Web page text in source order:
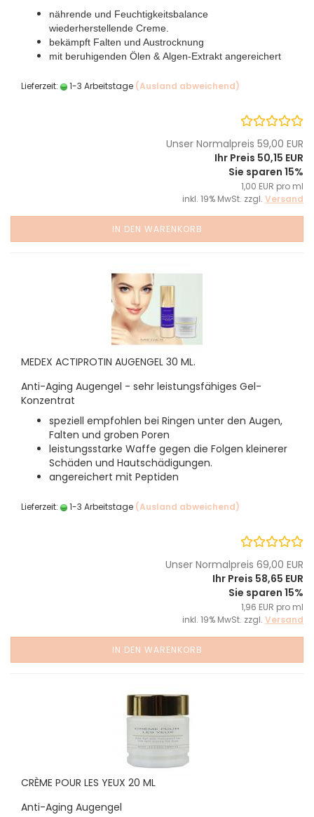
nährende und Feuchtigkeitsbalance
wiederherstellende Creme.
bekämpft Falten und Austrocknung
mit beruhigenden Ölen & Algen-Extrakt angereichert
Lieferzeit: 1-3 Arbeitstage (Ausland abweichend)
Unser Normalpreis 59,00 EUR
Ihr Preis 50,15 EUR
Sie sparen 15%
1,00 EUR pro ml
inkl. 19% MwSt. zzgl. Versand
IN DEN WARENKORB
MEDEX ACTIPROTIN AUGENGEL 30 ML.
Anti-Aging Augengel - sehr leistungsfähiges Gel-
Konzentrat
speziell empfohlen bei Ringen unter den Augen,
Falten und groben Poren
leistungsstarke Waffe gegen die Folgen kleinerer
Schäden und Hautschädigungen.
angereichert mit Peptiden
Lieferzeit: 1-3 Arbeitstage (Ausland abweichend)
Unser Normalpreis 69,00 EUR
Ihr Preis 58,65 EUR
Sie sparen 15%
1,96 EUR pro ml
inkl. 19% MwSt. zzgl. Versand
IN DEN WARENKORB
CRÈME POUR LES YEUX 20 ML
Anti-Aging Augengel